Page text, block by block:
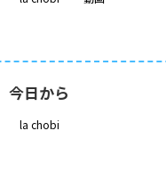
今日から
la chobi